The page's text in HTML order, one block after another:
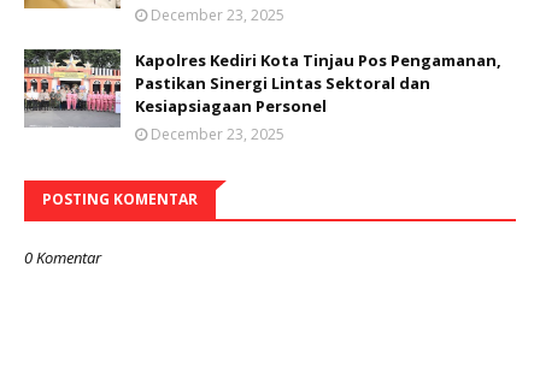
December 23, 2025
Kapolres Kediri Kota Tinjau Pos Pengamanan,
Pastikan Sinergi Lintas Sektoral dan
Kesiapsiagaan Personel
December 23, 2025
POSTING KOMENTAR
0 Komentar